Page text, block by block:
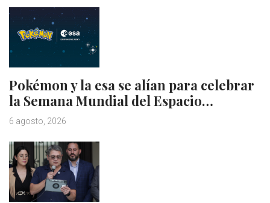
Pokémon y la esa se alían para celebrar
la Semana Mundial del Espacio…
6 agosto, 2026